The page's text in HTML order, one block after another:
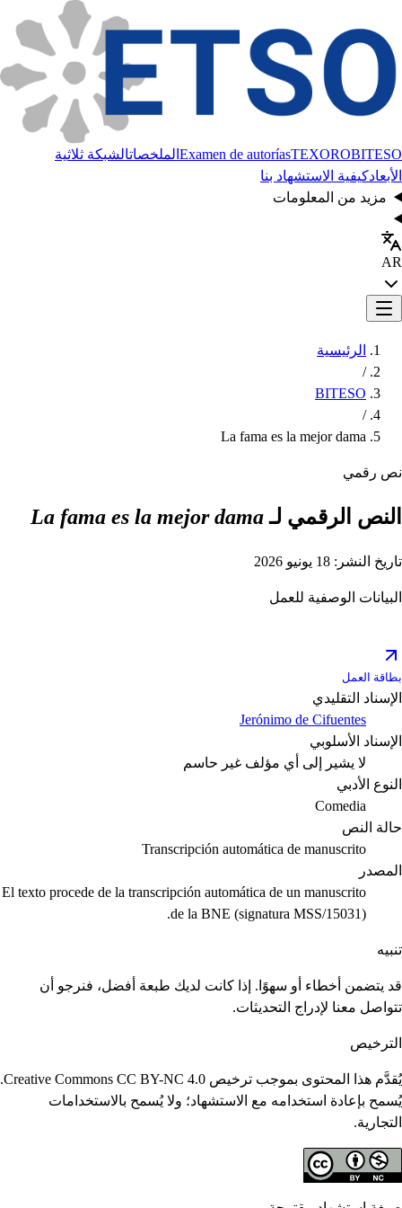
Examen de autoríasTEXOROBITESO الملخصاتالشبكة ثلاثية
الأبعادكيفية الاستشهاد بنا
مزيد من المعلومات
AR
الرئيسية
/
BITESO
/
La fama es la mejor dama
نص رقمي
النص الرقمي لـLa fama es la mejor dama
تاريخ النشر: 18 يونيو 2026
البيانات الوصفية للعمل
بطاقة العمل
الإسناد التقليدي
Jerónimo de Cifuentes
الإسناد الأسلوبي
لا يشير إلى أي مؤلف غير حاسم
النوع الأدبي
Comedia
حالة النص
Transcripción automática de manuscrito
المصدر
El texto procede de la transcripción automática de un manuscrito
de la BNE (signatura MSS/15031).
تنبيه
قد يتضمن أخطاء أو سهوًا. إذا كانت لديك طبعة أفضل، فنرجو أن
تتواصل معنا لإدراج التحديثات.
الترخيص
يُقدَّم هذا المحتوى بموجب ترخيص Creative Commons CC BY-NC 4.0.
يُسمح بإعادة استخدامه مع الاستشهاد؛ ولا يُسمح بالاستخدامات
التجارية.